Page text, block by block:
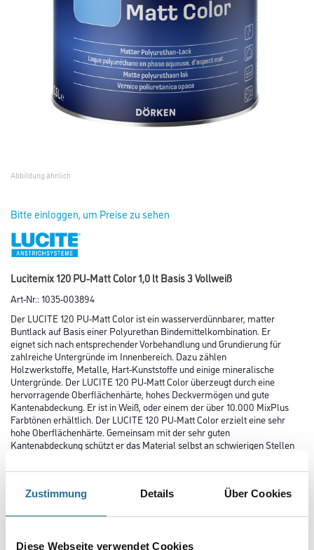
Zustimmung Details Über Cookies
Diese Webseite verwendet Cookies
Abbildung ähnlich
Bitte einloggen, um Preise zu sehen
Lucitemix 120 PU-Matt Color 1,0 lt Basis 3 Vollweiß
Art-Nr.:1035-003894
Der LUCITE 120 PU-Matt Color ist ein wasserverdünnbarer, matter
Buntlack auf Basis einer Polyurethan Bindemittelkombination. Er
eignet sich nach entsprechender Vorbehandlung und Grundierung für
zahlreiche Untergründe im Innenbereich. Dazu zählen
Holzwerkstoffe, Metalle, Hart-Kunststoffe und einige mineralische
Untergründe. Der LUCITE 120 PU-Matt Color überzeugt durch eine
hervorragende Oberflächenhärte, hohes Deckvermögen und gute
Kantenabdeckung. Er ist in Weiß, oder einem der über 10.000 MixPlus
Farbtönen erhältlich. Der LUCITE 120 PU-Matt Color erzielt eine sehr
hohe Oberflächenhärte. Gemeinsam mit der sehr guten
Kantenabdeckung schützt er das Material selbst an schwierigen Stellen
handschweißresistent. Er ist weiß-, farb- und glanzstabil. So bleibt die
120 PU-Matt Color ist nach DIN EN 71, Teil 3 für Spielzeug geeignet.
Chromat-frei. Das bereitet Kinder Freude.